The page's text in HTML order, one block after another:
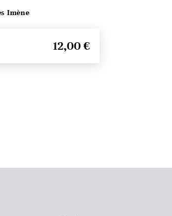
Imène
12,00 €